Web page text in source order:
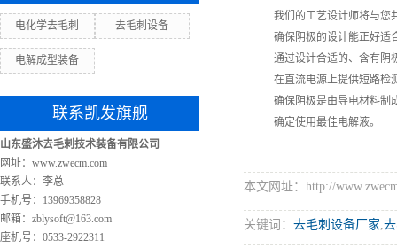
电化学去毛刺 去毛刺设备
电解成型装备
联系凯发旗舰
山东盛沐去毛刺技术装备有限公司
网址：www.zwecm.com
联系人：李总
手机号：13969358828
邮箱： zblysoft@163.com
座机号：0533-2922311
我们的工艺设计师将与您
确保阴极的设计能正好适
通过设计合适的、含有阴
在直流电源上提供短路检
确保阴极是由导电材料制
确定使用最佳电解液。
本文网址：http://
关键词： 去毛刺设备厂家,